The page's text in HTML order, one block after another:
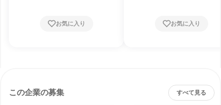
お気に入り お気に入り
この企業の募集 すべて見る